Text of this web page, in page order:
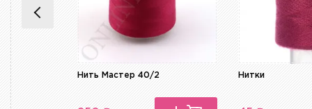
Нить Мастер 40/2 Нитки